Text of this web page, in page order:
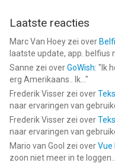
Laatste reacties
Marc Van Hoey zei over
laatste update, app. belfius
Sanne zei overGoWish: " Ik
erg Amerikaans.. Ik... "
Frederik Visser zei over
naar ervaringen van
Frederik Visser zei over
naar ervaringen van
Mario van Gool zei overVue
zoon niet meer in te loggen....